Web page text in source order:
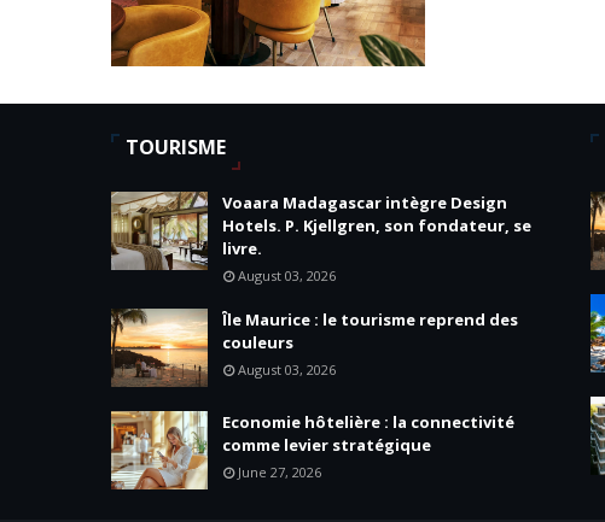
TOURISME
Voaara Madagascar intègre Design
Hotels. P. Kjellgren, son fondateur, se
livre.
August 03, 2026
Île Maurice : le tourisme reprend des
couleurs
August 03, 2026
Economie hôtelière : la connectivité
comme levier stratégique
June 27, 2026